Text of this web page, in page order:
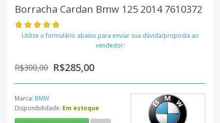
Borracha Cardan Bmw 125 2014 7610372
Utilize o formulário abaixo para enviar sua dúvida/proposta ao
vendedor:
R$300,00 R$285,00
Marca: BMW
Disponibilidade: Em estoque